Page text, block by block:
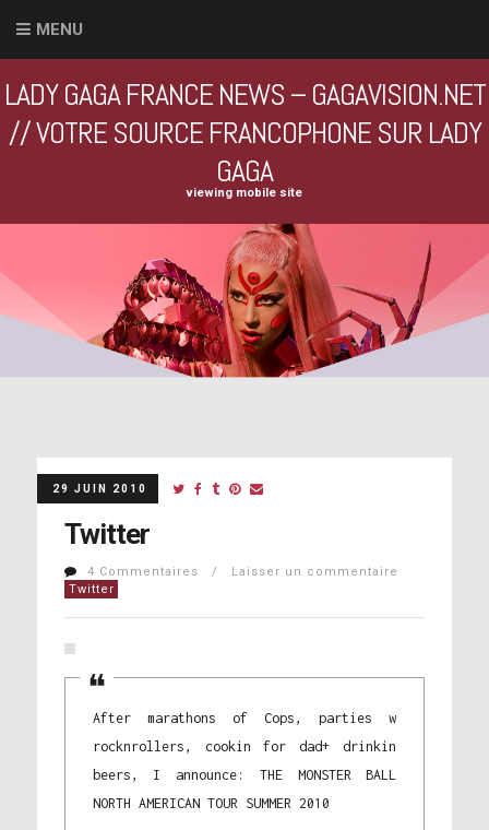
MENU
LADY GAGA FRANCE NEWS – GAGAVISION.NET
// VOTRE SOURCE FRANCOPHONE SUR LADY
GAGA
viewing mobile site
29 JUIN 2010
Twitter
4 Commentaires / Laisser un commentaire
Twitter
After marathons of Cops, parties w
rocknrollers, cookin for dad+ drinkin
beers, I announce: THE MONSTER BALL
NORTH AMERICAN TOUR SUMMER 2010